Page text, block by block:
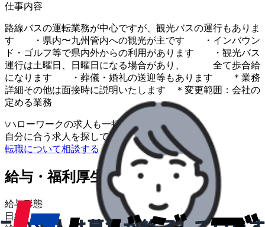
仕事内容
路線バスの運転業務が中心ですが、観光バスの運行もありま
す ・県内〜九州管内への観光が主です ・インバウン
ド・ゴルフ等で県内外からの利用があります ・観光バス
運行は土曜日、日曜日になる場合があり、 全て歩合給
になります ・葬儀・婚礼の送迎等もあります ＊業務
詳細その他は面接時に説明いたします ＊変更範囲：会社の
定める業務
\ハローワークの求人も一括管理
自分に合う求人を探してもらう/
転職について相談する
給与・福利厚生
給与形態
日給